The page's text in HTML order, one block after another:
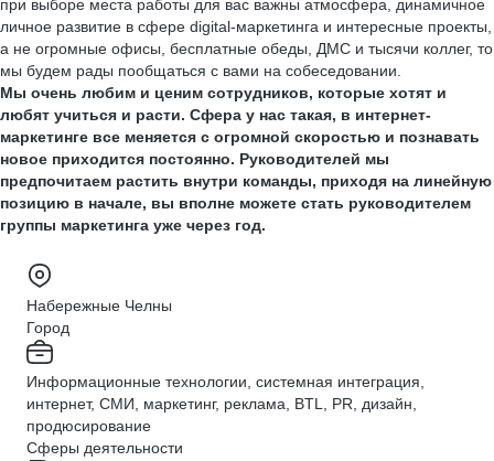
при выборе места работы для вас важны атмосфера, динамичное
личное развитие в сфере digital-маркетинга и интересные проекты,
а не огромные офисы, бесплатные обеды, ДМС и тысячи коллег, то
мы будем рады пообщаться с вами на собеседовании.
Мы очень любим и ценим сотрудников, которые хотят и
любят учиться и расти. Сфера у нас такая, в интернет-
маркетинге все меняется с огромной скоростью и познавать
новое приходится постоянно. Руководителей мы
предпочитаем растить внутри команды, приходя на линейную
позицию в начале, вы вполне можете стать руководителем
группы маркетинга уже через год.
Набережные Челны
Город
Информационные технологии, системная интеграция,
интернет, СМИ, маркетинг, реклама, BTL, PR, дизайн,
продюсирование
Сферы деятельности